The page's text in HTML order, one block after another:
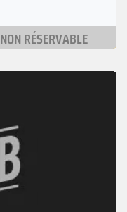
NON RÉSERVABLE